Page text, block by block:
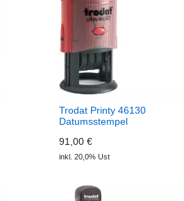
Trodat Printy 46130
Datumsstempel
91,00 €
inkl. 20,0% Ust